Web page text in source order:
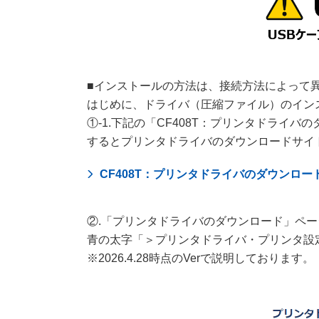
■インストールの方法は、接続方法によって
はじめに、ドライバ（圧縮ファイル）のイ
①-1.下記の「CF408T：プリンタドライバの
するとプリンタドライバのダウンロードサイ
CF408T：プリンタドライバのダウンロー
②.「プリンタドライバのダウンロード」ペ
青の太字「＞プリンタドライバ・プリンタ
※2026.4.28時点のVerで説明しております。